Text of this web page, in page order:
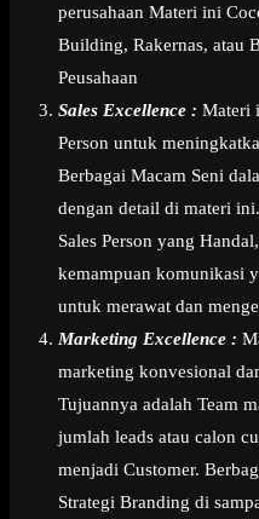
perusahaan Materi ini
Building, Rakernas, atau
Peusahaan
Sales Excellence : Materi
Person untuk
Berbagai Macam Seni
dengan detail di materi
Sales Person yang
kemampuan komunikasi
untuk merawat dan
Marketing Excellence :
marketing konvesional
Tujuannya adalah Team
jumlah leads atau calon
menjadi Customer.
Strategi Branding di